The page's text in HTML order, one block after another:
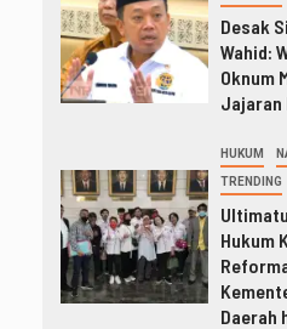
Desak
Wahid:
Oknum
Jajaran
HUKUM
TRENDING
Hukum
Daerah